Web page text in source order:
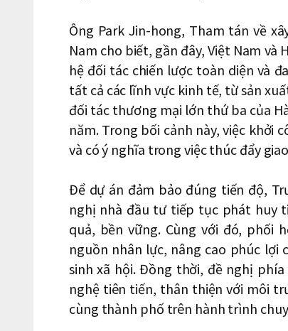
Ông Park Jin-hong, Tham tán về
Nam cho biết, gần đây, Việt Nam và
hệ đối tác chiến lược toàn diện và
tất cả các lĩnh vực kinh tế, từ sản
đối tác thương mại lớn thứ ba của
năm. Trong bối cảnh này, việc khởi
và có ý nghĩa trong việc thúc đẩy
Để dự án đảm bảo đúng tiến độ,
nghị nhà đầu tư tiếp tục phát huy
quả, bền vững. Cùng với đó, phối
nguồn nhân lực, nâng cao phúc lợi
sinh xã hội. Đồng thời, đề nghị
nghệ tiên tiến, thân thiện với môi
cùng thành phố trên hành trình